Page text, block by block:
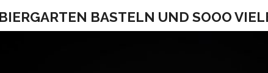
BASTELN UND SOOO